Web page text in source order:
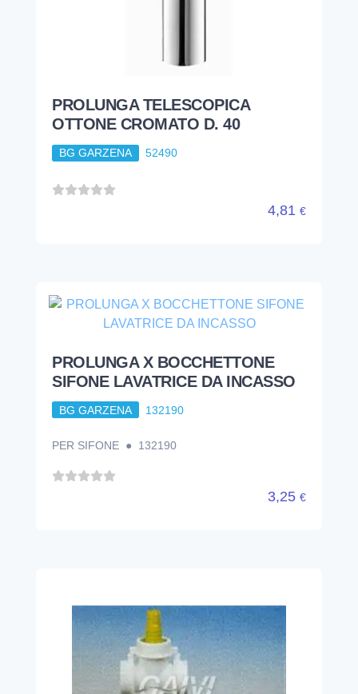
PROLUNGA TELESCOPICA
OTTONE CROMATO D. 40
BG GARZENA 52490
4,81 €
PROLUNGA X BOCCHETTONE
SIFONE LAVATRICE DA INCASSO
BG GARZENA 132190
PER SIFONE ● 132190
3,25 €